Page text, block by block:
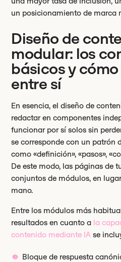
un posicionamiento de marca
Diseño de
modular: los
básicos y
entre sí
En esencia, el diseño de
redactar en componentes
funcionar por sí solos sin
se corresponde con un patrón
como «definición», «pasos»,
De este modo, las páginas de
conjuntos de módulos, en
mano.
Entre los módulos más
resultados en cuanto a la
contenido mediante IA se
Bloque de respuesta